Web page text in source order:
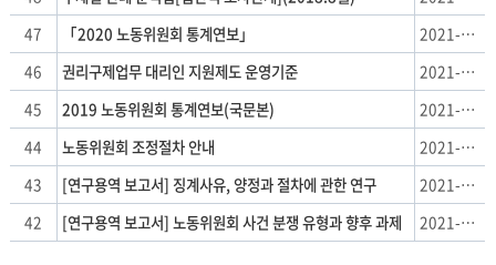
번,
목,
날
47
「2020 노동위원회 통계연보」
2021-10-01
46
권리구제업무 대리인 지원제도 운영기준
2021-07-22
45
2019 노동위원회 통계연보(국문본)
2021-07-22
44
노동위원회 조정절차 안내
2021-07-22
43
[연구용역 보고서] 징계사유, 양정과 절차에 관한 연구
2021-07-22
42
[연구용역 보고서] 노동위원회 사건 분쟁 유형과 향후 과제 2021-07-22